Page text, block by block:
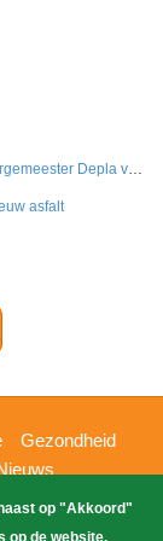
Vier aanhoudingen na doodsbedreiging aan burgemeester Depla van Breda
asfalt
Gezondheid
2026gehost
op "Akkoord"
op de website.